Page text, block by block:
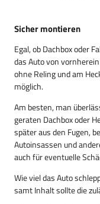
Sicher montieren
Egal, ob Dachbox oder
das Auto von
ohne Reling und am
möglich.
Am besten, man
geraten Dachbox oder
später aus den Fugen,
Autoinsassen und
auch für eventuelle
Wie viel das Auto
samt Inhalt sollte die